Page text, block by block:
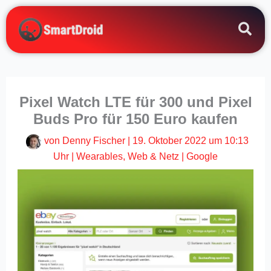
Zum
Inhalt
springen
Pixel Watch LTE für 300 und Pixel
Buds Pro für 150 Euro kaufen
von Denny Fischer
19. Oktober 2022 um 10:13
Uhr
Wearables, Web & Netz Google